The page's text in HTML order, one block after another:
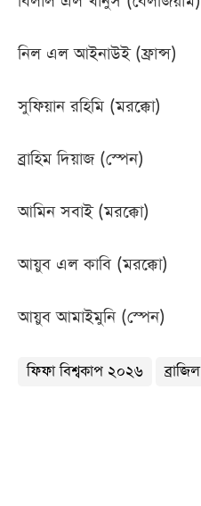
নিল এল আইনাউই (ফ্রান্স)
সুফিয়ান রহিমি (মরক্কো)
ব্রাহিম দিয়াজ (স্পেন)
আমিন সবাই (মরক্কো)
আয়ুব এল কাবি (মরক্কো)
আয়ুব আমাইমুনি (স্পেন)
ফিফা বিশ্বকাপ ২০২৬ ব্রাজিল